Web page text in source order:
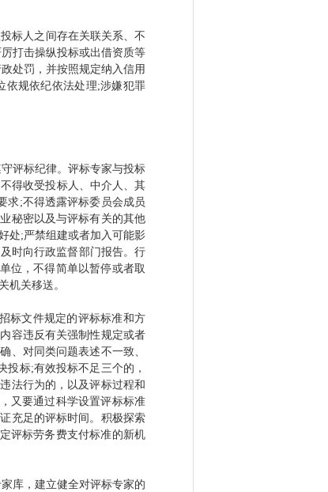
标人之间存在关联关系、不
打击操纵投标或出借资质等
处罚，并按照规定纳入信用
依规依纪依法处理;涉嫌犯罪
评标纪律。评标专家与投标
得收受投标人、中介人、其
求;不得透露评标委员会成员
秘密以及与评标有关的其他
处;严禁组建或者加入可能影
时向行政监督部门报告。行
位，不得简单以暂停或者取
机关移送。
标文件规定的评标标准和方
容违反有关强制性规定或者
、对同类问题表述不一致、
标;有效投标不足三个的，
法行为的，以及评标过程和
又要通过科学设置评标标准
充足的评标时间。积极探索
评标劳务费支付标准的新机
库，建立健全对评标专家的